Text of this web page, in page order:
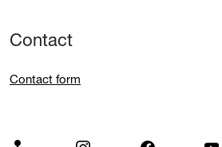
Contact
Contact form